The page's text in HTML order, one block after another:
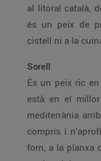
al litoral català,
és un peix de
cistell ni a la
Sorell
És un peix ric
està en el
mediterrània
compris i
forn, a la planxa